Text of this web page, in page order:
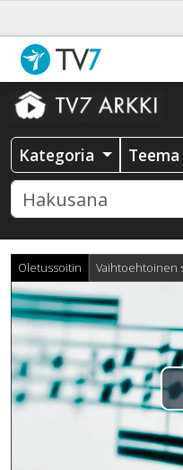
Kategoria Teema
Oletussoitin Vaihtoehtoinen